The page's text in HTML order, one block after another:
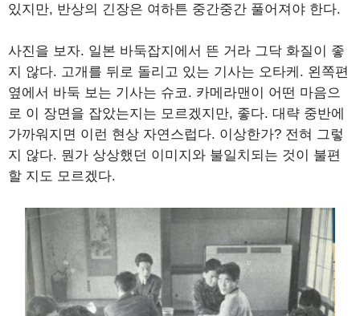
있지만, 반상의 긴장은 여하튼 중간중간 풀어져야 한다.
사진을 보자. 일본 바둑잡지에서 뜬 거라 그닥 화질이 좋
지 않다. 고개를 뒤로 돌리고 있는 기사는 오타케. 왼쪽편
옆에서 바둑 보는 기사는 슈코. 카메라맨이 어떤 마음으
로 이 장면을 잡았는지는 모르겠지만, 좋다. 대략 중반에
가까워지면 이런 현상 자연스럽다. 이상한가? 전혀 그렇
지 않다. 뭔가 상상했던 이미지와 불일치되는 것이 불편
할 지도 모르겠다.